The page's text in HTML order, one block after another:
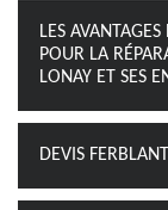
LES
POUR LA
LONAY ET SES
DEVIS